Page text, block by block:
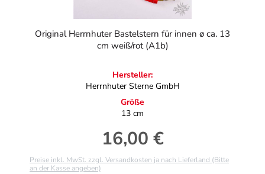
Original Herrnhuter Bastelstern für innen ø ca. 13
cm weiß/rot (A1b)
Hersteller:
Herrnhuter Sterne GmbH
Größe
13 cm
Regulärer Preis:
16,00 €
Preise inkl. MwSt. zzgl. Versandkosten ja nach Lieferland (Bitte
an der Kasse angeben)